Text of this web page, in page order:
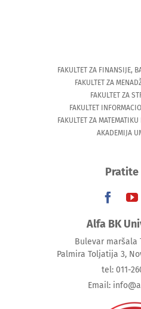
FAKULTET ZA FINANSIJE,
FAKULTET ZA
FAKULTET ZA
FAKULTET
FAKULTET ZA
AKADEMIJA
Pratite
Alfa BK
Bulevar maršala
Palmira Toljatija 3,
tel: 011-
Email: